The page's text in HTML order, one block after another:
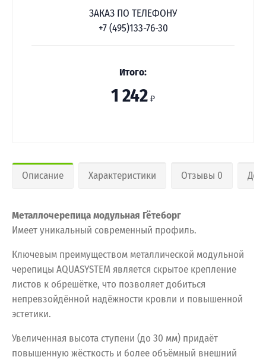
ЗАКАЗ ПО ТЕЛЕФОНУ
+7 (495)133-76-30
Итого:
1 242 ₽
Описание Характеристики Отзывы 0
Металлочерепица модульная Гётеборг
Имеет уникальный современный профиль.
Ключевым преимуществом металлической модульной
черепицы AQUASYSTEM является скрытое крепление
листов к обрешётке, что позволяет добиться
непревзойдённой надёжности кровли и повышенной
эстетики.
Увеличенная высота ступени (до 30 мм) придаёт
повышенную жёсткость и более объёмный внешний